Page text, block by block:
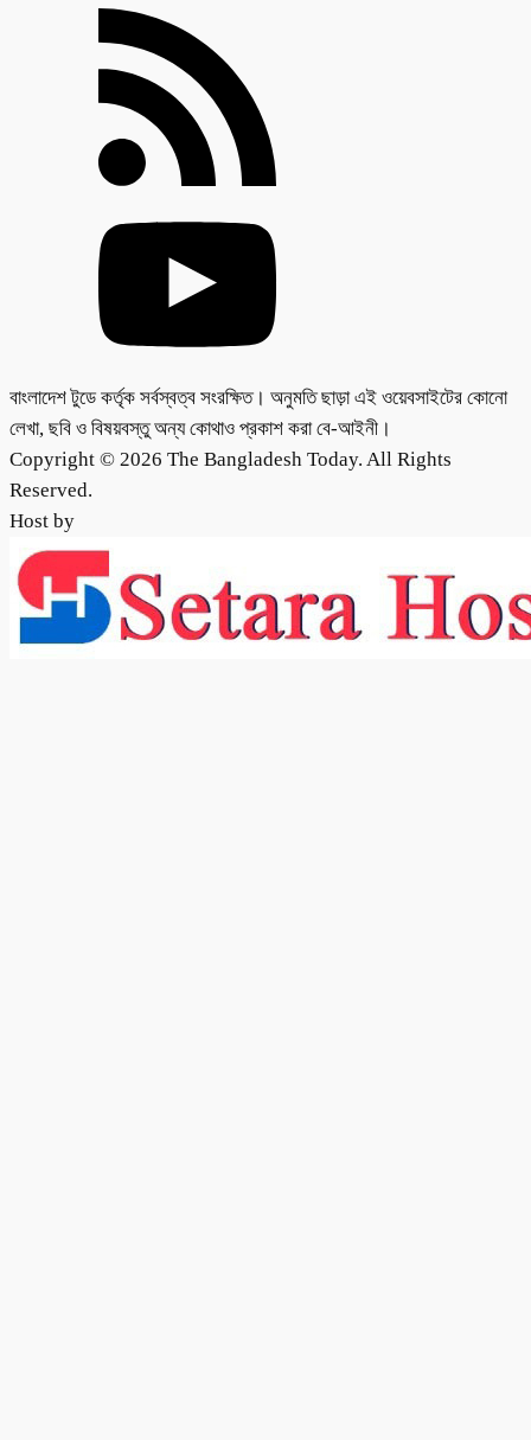
বাংলাদেশ টুডে কর্তৃক সর্বস্বত্ব সংরক্ষিত। অনুমতি ছাড়া এই ওয়েবসাইটের কোনো
লেখা, ছবি ও বিষয়বস্তু অন্য কোথাও প্রকাশ করা বে-আইনী।
Copyright © 2026 The Bangladesh Today. All Rights
Reserved.
Host by